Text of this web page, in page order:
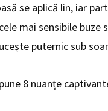
se aplică lin, iar
mai sensibile buze
puternic sub
8 nuanțe